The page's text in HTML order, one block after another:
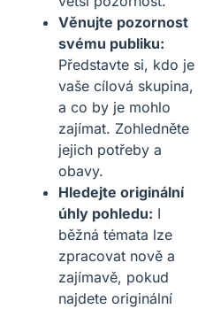
Věnujte pozornost
svému publiku:
Představte si, kdo je
vaše cílová skupina,
a co by je mohlo
zajímat. Zohledněte
jejich potřeby a
obavy.
Hledejte originální
úhly pohledu: I
běžná témata lze
zpracovat nově a
zajímavě, pokud
najdete originální